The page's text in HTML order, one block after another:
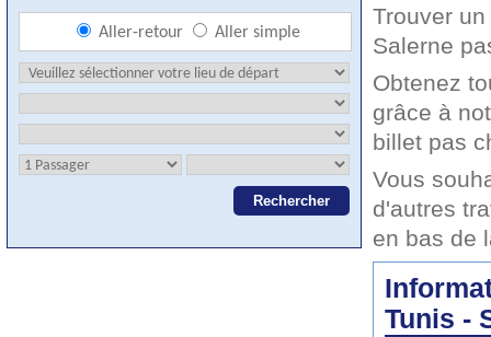
Trouver
Salerne
Obtenez
grâce à
billet pas
Vous
d'autres
en bas de
Tunis -